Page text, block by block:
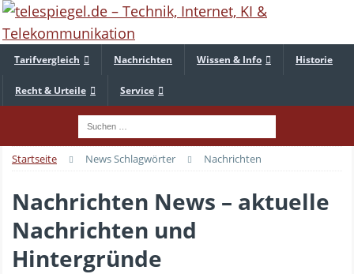
Tarifvergleich Nachrichten Wissen & Info Historie
Recht & Urteile Service
Startseite News Schlagwörter Nachrichten
Nachrichten News – aktuelle
Nachrichten und
Hintergründe